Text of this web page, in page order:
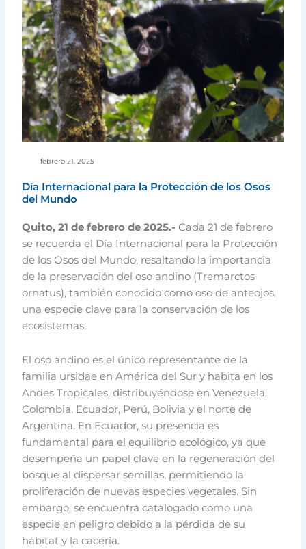
febrero 21, 2025
Día Internacional para la Protección de los Osos
del Mundo
Quito, 21 de febrero de 2025.- Cada 21 de febrero
se recuerda el Día Internacional para la Protección
de los Osos del Mundo, resaltando la importancia
de la preservación del oso andino (Tremarctos
ornatus), también conocido como oso de anteojos,
una especie clave para la conservación de los
ecosistemas.
El oso andino es el único representante de la
familia ursidae en América del Sur y habita en los
Andes Tropicales, distribuyéndose en Venezuela,
Colombia, Ecuador, Perú, Bolivia y el norte de
Argentina. En Ecuador, su presencia es
fundamental para el equilibrio ecológico, ya que
desempeña un papel clave en la regeneración del
bosque al dispersar semillas, permitiendo la
proliferación de nuevas especies vegetales. Sin
embargo, se encuentra catalogado como una
especie en peligro debido a la pérdida de su
hábitat y la cacería.